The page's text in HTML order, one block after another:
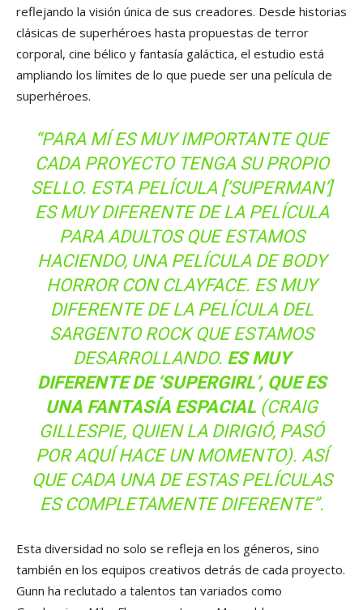
reflejando la visión única de sus creadores. Desde historias
clásicas de superhéroes hasta propuestas de terror
corporal, cine bélico y fantasía galáctica, el estudio está
ampliando los límites de lo que puede ser una película de
superhéroes.
“PARA MÍ ES MUY IMPORTANTE QUE
CADA PROYECTO TENGA SU PROPIO
SELLO. ESTA PELÍCULA [‘SUPERMAN’]
ES MUY DIFERENTE DE LA PELÍCULA
PARA ADULTOS QUE ESTAMOS
HACIENDO, UNA PELÍCULA DE BODY
HORROR CON CLAYFACE. ES MUY
DIFERENTE DE LA PELÍCULA DEL
SARGENTO ROCK QUE ESTAMOS
DESARROLLANDO. ES MUY
DIFERENTE DE ‘SUPERGIRL’, QUE ES
UNA FANTASÍA ESPACIAL (CRAIG
GILLESPIE, QUIEN LA DIRIGIÓ, PASÓ
POR AQUÍ HACE UN MOMENTO). ASÍ
QUE CADA UNA DE ESTAS PELÍCULAS
ES COMPLETAMENTE DIFERENTE”.
Esta diversidad no solo se refleja en los géneros, sino
también en los equipos creativos detrás de cada proyecto.
Gunn ha reclutado a talentos tan variados como